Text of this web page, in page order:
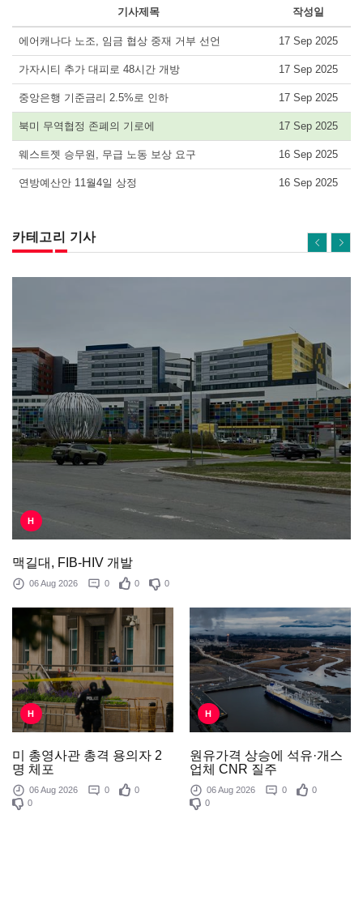
기사제목 작성일
에어캐나다 노조, 임금 협상 중재 거부 선언 17 Sep 2025
가자시티 추가 대피로 48시간 개방 17 Sep 2025
중앙은행 기준금리 2.5%로 인하 17 Sep 2025
북미 무역협정 존폐의 기로에 17 Sep 2025
웨스트젯 승무원, 무급 노동 보상 요구 16 Sep 2025
연방예산안 11월4일 상정 16 Sep 2025
카테고리 기사
H
맥길대, FIB-HIV 개발
06 Aug 2026 0 0 0
H
미 총영사관 총격 용의자 2
명 체포
06 Aug 2026 0
0
0
H
원유가격 상승에 석유·개스
업체 CNR 질주
06 Aug 2026 0
0
0